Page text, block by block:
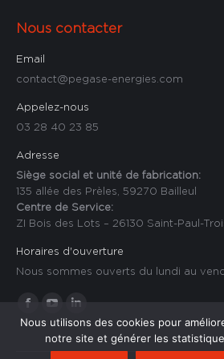
Nous contacter
Email
contact@pegase-energies.com
Appelez-nous
03 28 40 23 85
Adresse
Siège social et unité de fabrication:
135 allée des Prèles, 59270 Bailleul
Centre de Service:
ZI Bois des Lots – 26130 Saint-Paul-
Horaires d'ouverture
Nous sommes ouverts du lundi au
Trouvez nous sur :
Facebook
page
YouTube
page
LinkedIn
Nous utilisons des cookies pour
notre site et générer les